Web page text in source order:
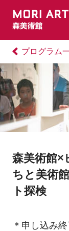
プログラム
森美術館
ちと美術
ト探検
＊申し込み終